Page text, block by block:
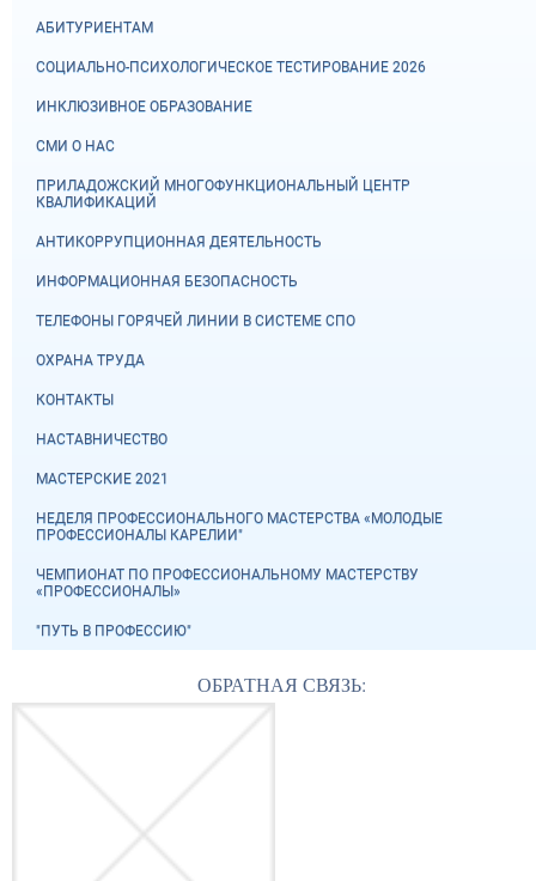
АБИТУРИЕНТАМ
СОЦИАЛЬНО-ПСИХОЛОГИЧЕСКОЕ ТЕСТИРОВАНИЕ 2026
ИНКЛЮЗИВНОЕ ОБРАЗОВАНИЕ
СМИ О НАС
ПРИЛАДОЖСКИЙ МНОГОФУНКЦИОНАЛЬНЫЙ ЦЕНТР
КВАЛИФИКАЦИЙ
АНТИКОРРУПЦИОННАЯ ДЕЯТЕЛЬНОСТЬ
ИНФОРМАЦИОННАЯ БЕЗОПАСНОСТЬ
ТЕЛЕФОНЫ ГОРЯЧЕЙ ЛИНИИ В СИСТЕМЕ СПО
ОХРАНА ТРУДА
КОНТАКТЫ
НАСТАВНИЧЕСТВО
МАСТЕРСКИЕ 2021
НЕДЕЛЯ ПРОФЕССИОНАЛЬНОГО МАСТЕРСТВА «МОЛОДЫЕ
ПРОФЕССИОНАЛЫ КАРЕЛИИ"
ЧЕМПИОНАТ ПО ПРОФЕССИОНАЛЬНОМУ МАСТЕРСТВУ
«ПРОФЕССИОНАЛЫ»
"ПУТЬ В ПРОФЕССИЮ"
ОБРАТНАЯ СВЯЗЬ: